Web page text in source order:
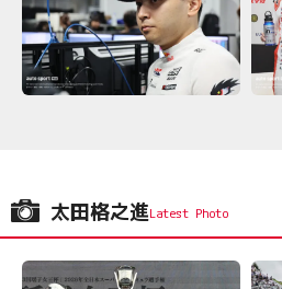
太田格之進